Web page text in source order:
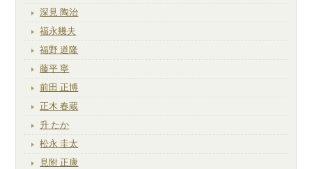
深見 陶治
福永幾夫
福野 道隆
藤平 寧
前田 正博
正木 春蔵
升 たか
松永 圭太
見附 正康